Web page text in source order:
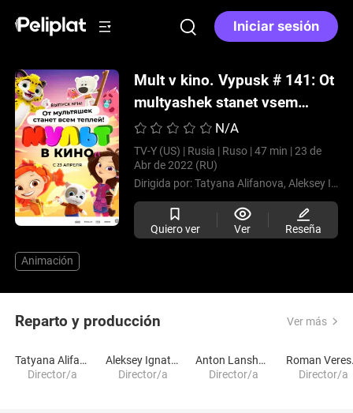
Iniciar sesión
Mult v kino. Vypusk # 141: Ot
multyashek stanet vsem
tepley (2022)N/A
TV-Y (US) | Rusia | Ruso | 47 min | 23 de
Abr de 2022 (RU)
Dirigida por:Tatyana Alifanova, Aleksey Ignatov,
Quiero ver Ver Reseña
Animación
Reparto y producción Ver más
Tatyana Alifanova
Director/a
Aleksey Ignatov
Director/a
Anton Lanshakov
Director/a
Director/a